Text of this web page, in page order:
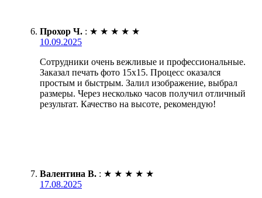
Прохор Ч. : ★ ★ ★ ★ ★
10.09.2025
Сотрудники очень вежливые и профессиональные.
Заказал печать фото 15х15. Процесс оказался
простым и быстрым. Залил изображение, выбрал
размеры. Через несколько часов получил отличный
результат. Качество на высоте, рекомендую!
Валентина В. : ★ ★ ★ ★ ★
17.08.2025